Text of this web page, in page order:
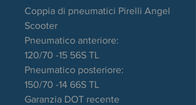
Coppia di pneumatici Pirelli Angel
Scooter
Pneumatico anteriore:
120/70 -15 56S TL
Pneumatico posteriore:
150/70 -14 66S TL
Garanzia DOT recente